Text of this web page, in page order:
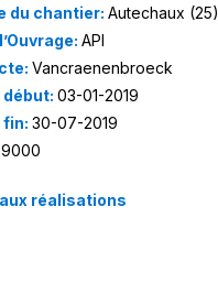
du chantier: Autechaux (25)
API
Vancraenenbroeck
début: 03-01-2019
fin: 30-07-2019
réalisations